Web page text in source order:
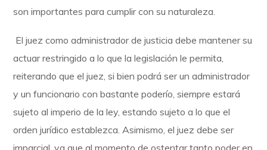
son importantes para cumplir con su naturaleza.
El juez como administrador de justicia debe mantener su
actuar restringido a lo que la legislación le permita,
reiterando que el juez, si bien podrá ser un administrador
y un funcionario con bastante poderío, siempre estará
sujeto al imperio de la ley, estando sujeto a lo que el
orden jurídico establezca. Asimismo, el juez debe ser
imparcial, ya que al momento de ostentar tanto poder en